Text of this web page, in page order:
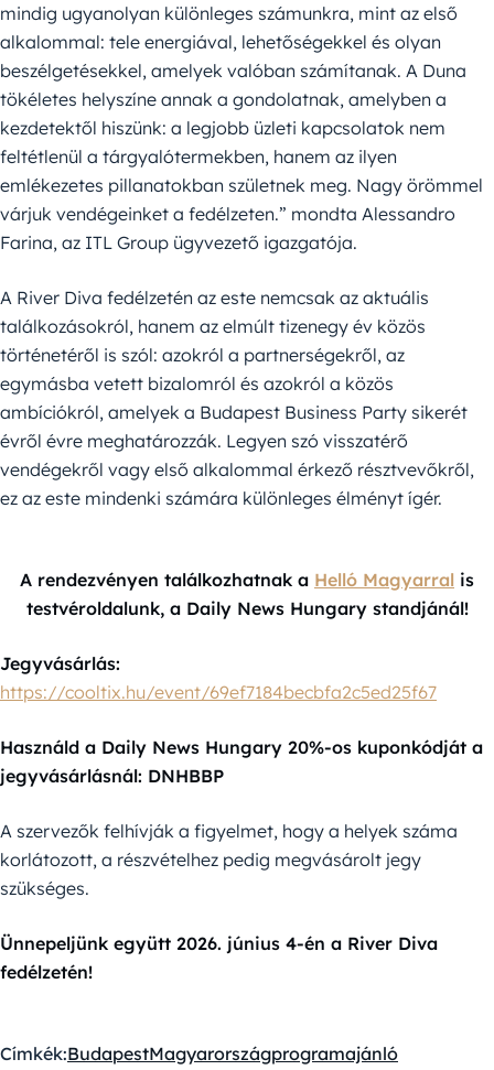
mindig ugyanolyan különleges számunkra, mint az első
alkalommal: tele energiával, lehetőségekkel és olyan
beszélgetésekkel, amelyek valóban számítanak. A Duna
tökéletes helyszíne annak a gondolatnak, amelyben a
kezdetektől hiszünk: a legjobb üzleti kapcsolatok nem
feltétlenül a tárgyalótermekben, hanem az ilyen
emlékezetes pillanatokban születnek meg. Nagy örömmel
várjuk vendégeinket a fedélzeten.” mondta Alessandro
Farina, az ITL Group ügyvezető igazgatója.
A River Diva fedélzetén az este nemcsak az aktuális
találkozásokról, hanem az elmúlt tizenegy év közös
történetéről is szól: azokról a partnerségekről, az
egymásba vetett bizalomról és azokról a közös
ambíciókról, amelyek a Budapest Business Party sikerét
évről évre meghatározzák. Legyen szó visszatérő
vendégekről vagy első alkalommal érkező résztvevőkről,
ez az este mindenki számára különleges élményt ígér.
A rendezvényen találkozhatnak a Helló Magyarral is
testvéroldalunk, a Daily News Hungary standjánál!
Jegyvásárlás:
https://cooltix.hu/event/69ef7184becbfa2c5ed25f67
Használd a Daily News Hungary 20%-os kuponkódját a
jegyvásárlásnál: DNHBBP
A szervezők felhívják a figyelmet, hogy a helyek száma
korlátozott, a részvételhez pedig megvásárolt jegy
szükséges.
Ünnepeljünk együtt 2026. június 4-én a River Diva
fedélzetén!
Címkék:BudapestMagyarországprogramajánló